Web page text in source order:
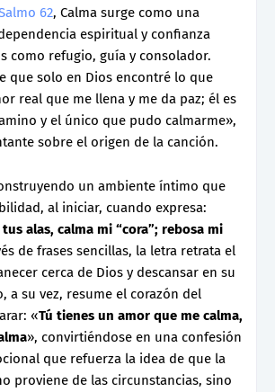
62, Calma surge como una
espiritual y confianza
como refugio, guía y consolador.
que solo en Dios encontré lo que
real que me llena y me da paz; él es
y el único que pudo calmarme»,
sobre el origen de la canción.
un ambiente íntimo que
al iniciar, cuando expresa:
alas, calma mi “cora”; rebosa mi
de frases sencillas, la letra retrata el
cerca de Dios y descansar en su
a su vez, resume el corazón del
«Tú tienes un amor que me calma,
», convirtiéndose en una confesión
que refuerza la idea de que la
proviene de las circunstancias, sino